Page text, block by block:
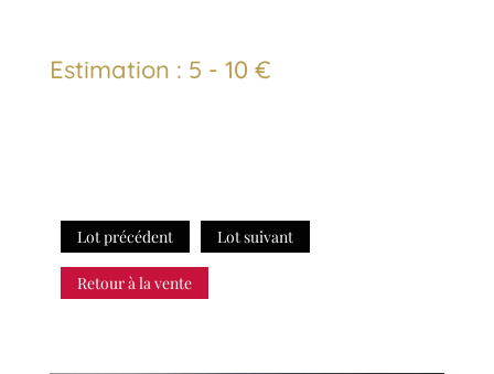
Estimation : 5 - 10 €
Lot précédent Lot suivant
Retour à la vente